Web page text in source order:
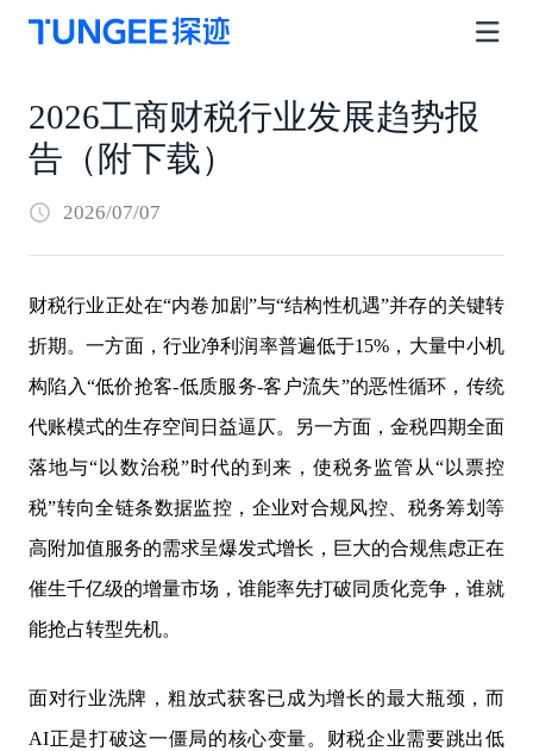
2026工商财税行业发展趋势报
告（附下载）
2026/07/07
财税行业正处在“内卷加剧”与“结构性机遇”并存的关键转
折期。一方面，行业净利润率普遍低于15%，大量中小机
构陷入“低价抢客-低质服务-客户流失”的恶性循环，传统
代账模式的生存空间日益逼仄。另一方面，金税四期全面
落地与“以数治税”时代的到来，使税务监管从“以票控
税”转向全链条数据监控，企业对合规风控、税务筹划等
高附加值服务的需求呈爆发式增长，巨大的合规焦虑正在
催生千亿级的增量市场，谁能率先打破同质化竞争，谁就
能抢占转型先机。
面对行业洗牌，粗放式获客已成为增长的最大瓶颈，而
AI正是打破这一僵局的核心变量。财税企业需要跳出低